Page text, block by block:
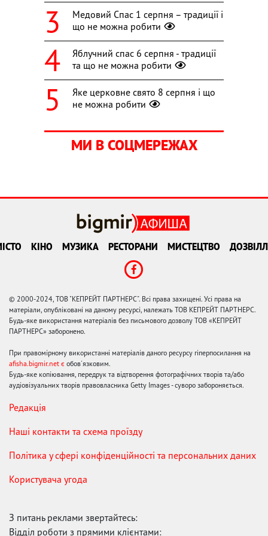
Медовий Спас 1 серпня – традиції і
що не можна робити
Яблучний спас 6 серпня - традиції
та що не можна робити
Яке церковне свято 8 серпня і що
не можна робити
МИ В СОЦМЕРЕЖАХ
КІНО МУЗИКА РЕСТОРАНИ МИСТЕЦТВО
© 2000-2024, ТОВ "КЕПРЕЙТ ПАРТНЕРС". Всі права захищені. Усі права на
матеріали, опубліковані на даному ресурсі, належать ТОВ КЕПРЕЙТ ПАРТНЕРС.
Будь-яке використання матеріалів без письмового дозволу ТОВ «КЕПРЕЙТ
ПАРТНЕРС» заборонено.
При правомірному використанні матеріалів даного ресурсу гіперпосилання на
afisha.bigmir.net є обов'язковим.
Будь-яке копіювання, передрук та відтворення фотографічних творів та/або
аудіовізуальних творів правовласника Getty Images - суворо забороняється.
Редакція
Наші контакти та схема проїзду
Політика у сфері конфіденційності та персональних даних
Користувача угода
З питань реклами звертайтесь:
Відділ роботи з прямими клієнтами: